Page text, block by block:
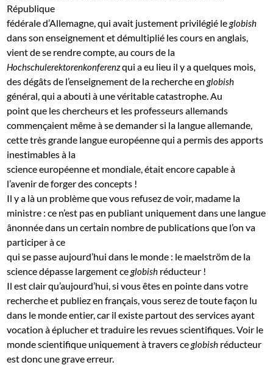
République
fédérale d’Allemagne, qui avait justement privilégié leglobish
dans son enseignement et démultiplié les cours en anglais,
vient de se rendre compte, au cours de la
Hochschulerektorenkonferenzqui a eu lieu il y a quelques mois,
des dégâts de l’enseignement de la recherche englobish
général, qui a abouti à une véritable catastrophe. Au
point que les chercheurs et les professeurs allemands
commençaient même à se demander si la langue allemande,
cette très grande langue européenne qui a permis des apports
inestimables à la
science européenne et mondiale, était encore capable à
l’avenir de forger des concepts !
Il y a là un problème que vous refusez de voir, madame la
ministre : ce n’est pas en publiant uniquement dans une langue
ânonnée dans un certain nombre de publications que l’on va
participer à ce
qui se passe aujourd’hui dans le monde : le maelström de la
science dépasse largement ceglobish réducteur !
Il est clair qu’aujourd’hui, si vous êtes en pointe dans votre
recherche et publiez en français, vous serez de toute façon lu
dans le monde entier, car il existe partout des services ayant
vocation à éplucher et traduire les revues scientifiques. Voir le
monde scientifique uniquement à travers ceglobish réducteur
est donc une grave erreur.